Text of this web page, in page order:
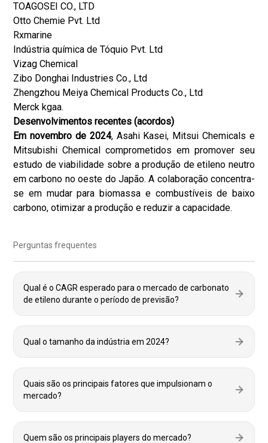
TOAGOSEI CO., LTD
Otto Chemie Pvt. Ltd
Rxmarine
Indústria química de Tóquio Pvt. Ltd
Vizag Chemical
Zibo Donghai Industries Co., Ltd
Zhengzhou Meiya Chemical Products Co., Ltd
Merck kgaa.
Desenvolvimentos recentes (acordos)
Em novembro de 2024, Asahi Kasei, Mitsui Chemicals e
Mitsubishi Chemical comprometidos em promover seu
estudo de viabilidade sobre a produção de etileno neutro
em carbono no oeste do Japão. A colaboração concentra-
se em mudar para biomassa e combustíveis de baixo
carbono, otimizar a produção e reduzir a capacidade.
Perguntas frequentes
Qual é o CAGR esperado para o mercado de carbonato
de etileno durante o período de previsão?
Qual o tamanho da indústria em 2024?
Quais são os principais fatores que impulsionam o
mercado?
Quem são os principais players do mercado?